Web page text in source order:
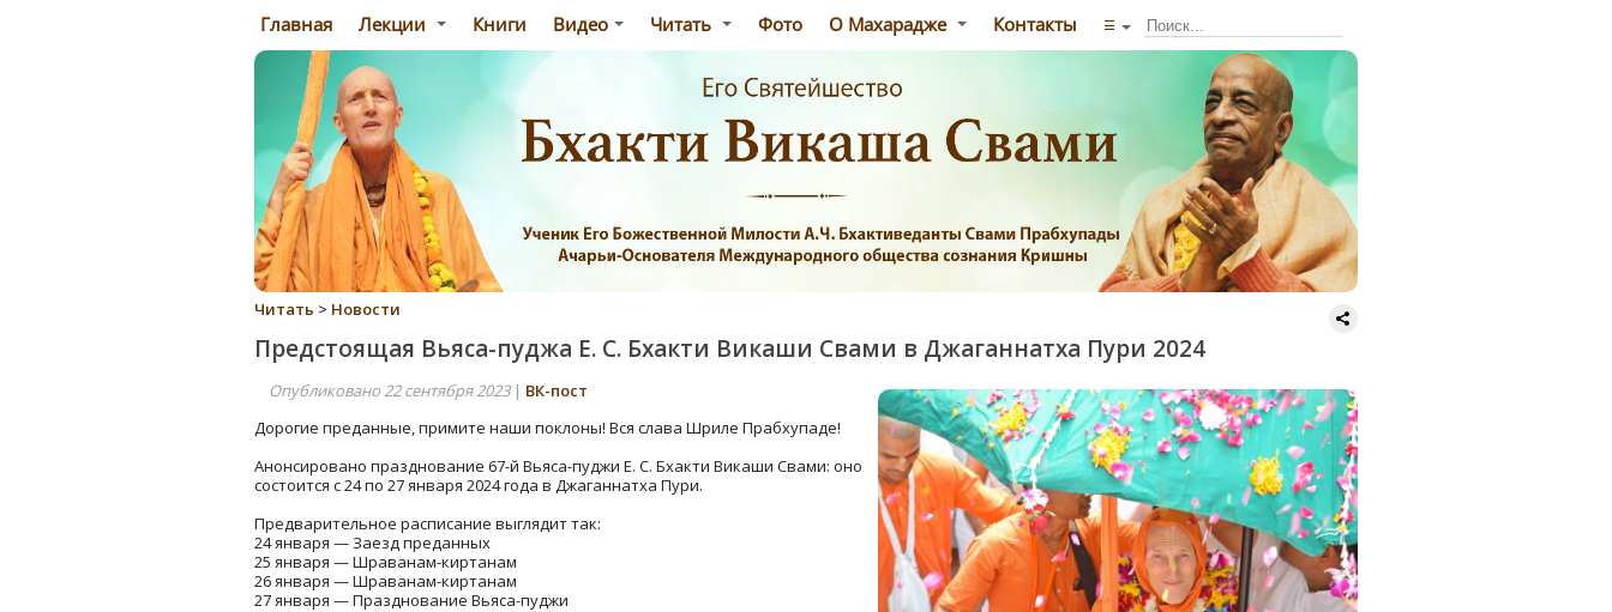
Главная Лекции Книги Видео Читать Фото О Махарадже Контакты ☰
Читать > Новости
Предстоящая Вьяса-пуджа Е. С. Бхакти Викаши Свами в Джаганнатха Пури 2024
Опубликовано 22 сентября 2023| ВК-пост
Дорогие преданные, примите наши поклоны! Вся слава Шриле Прабхупаде!
Анонсировано празднование 67-й Вьяса-пуджи Е. С. Бхакти Викаши Свами: оно
состоится с 24 по 27 января 2024 года в Джаганнатха Пури.
Предварительное расписание выглядит так:
24 января — Заезд преданных
25 января — Шраванам-киртанам
26 января — Шраванам-киртанам
27 января — Празднование Вьяса-пуджи